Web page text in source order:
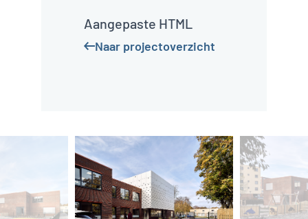
Aangepaste HTML
Naar projectoverzicht